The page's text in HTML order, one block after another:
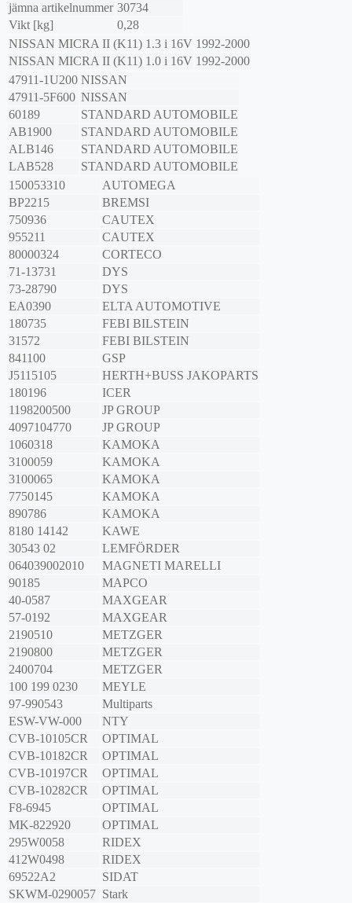
jämna artikelnummer 30734
Vikt [kg]
0,28
NISSAN MICRA II (K11) 1.3 i 16V 1992-2000
NISSAN MICRA II (K11) 1.0 i 16V 1992-2000
47911-1U200 NISSAN
47911-5F600 NISSAN
60189
STANDARD AUTOMOBILE
AB1900
STANDARD AUTOMOBILE
ALB146
STANDARD AUTOMOBILE
LAB528
STANDARD AUTOMOBILE
150053310
AUTOMEGA
BP2215
BREMSI
750936
CAUTEX
955211
CAUTEX
80000324
CORTECO
71-13731
DYS
73-28790
DYS
EA0390
ELTA AUTOMOTIVE
180735
FEBI BILSTEIN
31572
FEBI BILSTEIN
841100
GSP
J5115105
HERTH+BUSS JAKOPARTS
180196
ICER
1198200500
JP GROUP
4097104770
JP GROUP
1060318
KAMOKA
3100059
KAMOKA
3100065
KAMOKA
7750145
KAMOKA
890786
KAMOKA
8180 14142
KAWE
30543 02
LEMFÖRDER
064039002010
MAGNETI MARELLI
90185
MAPCO
40-0587
MAXGEAR
57-0192
MAXGEAR
2190510
METZGER
2190800
METZGER
2400704
METZGER
100 199 0230
MEYLE
97-990543
Multiparts
ESW-VW-000
NTY
CVB-10105CR
OPTIMAL
CVB-10182CR
OPTIMAL
CVB-10197CR
OPTIMAL
CVB-10282CR
OPTIMAL
F8-6945
OPTIMAL
MK-822920
OPTIMAL
295W0058
RIDEX
412W0498
RIDEX
69522A2
SIDAT
SKWM-0290057 Stark